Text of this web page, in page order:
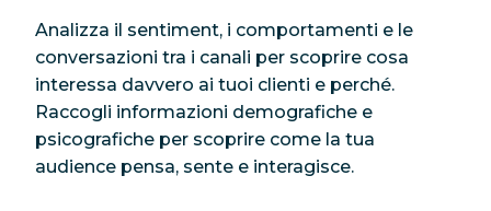
Analizza il sentiment, i comportamenti e le
conversazioni tra i canali per scoprire cosa
interessa davvero ai tuoi clienti e perché.
Raccogli informazioni demografiche e
psicografiche per scoprire come la tua
audience pensa, sente e interagisce.